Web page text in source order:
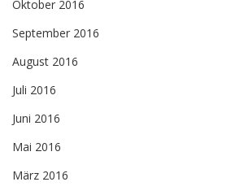
Oktober 2016
September 2016
August 2016
Juli 2016
Juni 2016
Mai 2016
März 2016